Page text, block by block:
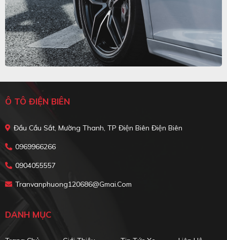
Ô TÔ ĐIỆN BIÊN
Đầu Cầu Sắt, Mường Thanh, TP Điện Biên Điện Biên
0969966266
0904055557
Tranvanphuong120686@gmai.com
DANH MỤC